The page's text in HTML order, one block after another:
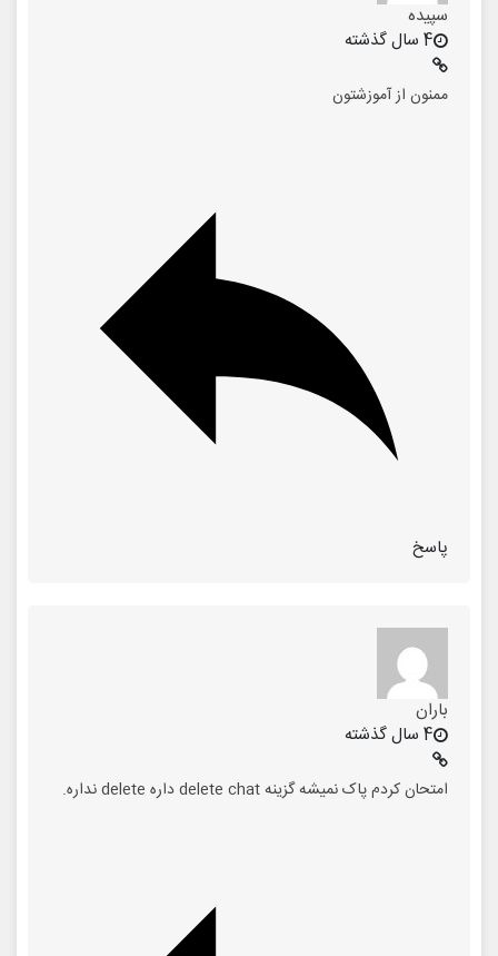
سپیده
4 سال گذشته
ممنون از آموزشتون
پاسخ
باران
4 سال گذشته
امتحان کردم پاک نمیشه گزینه delete chat داره delete نداره.